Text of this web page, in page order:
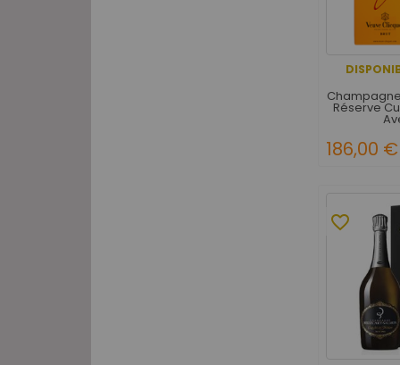
Réserve
186,00 €
favorite_border